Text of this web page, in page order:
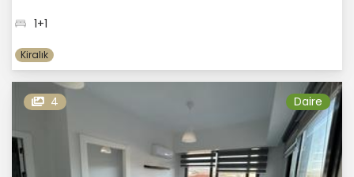
1+1
Kiralık
4 Daire